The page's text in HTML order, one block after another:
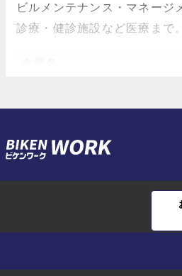
ビルメンテナンス・マネージ
診療・健診施設など医療まで。
【大阪本社】
〒141-0031 東京都品川区